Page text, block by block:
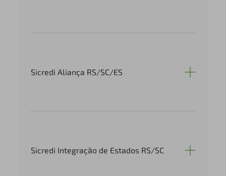
Sicredi Aliança RS/SC/ES
Sicredi Integração de Estados RS/SC